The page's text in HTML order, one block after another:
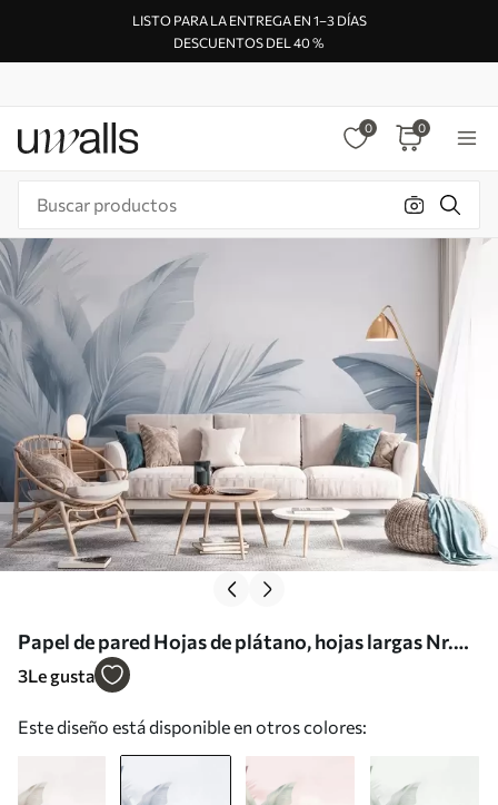
LISTO PARA LA ENTREGA EN 1–3 DÍAS
DESCUENTOS DEL 40 %
0 0
Papel de pared Hojas de plátano, hojas largas Nr.
w05377v1
3Le gusta
Este diseño está disponible en otros colores: